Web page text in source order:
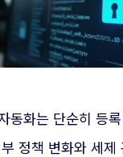
동화는 단순히 등
정책 변화와 세제